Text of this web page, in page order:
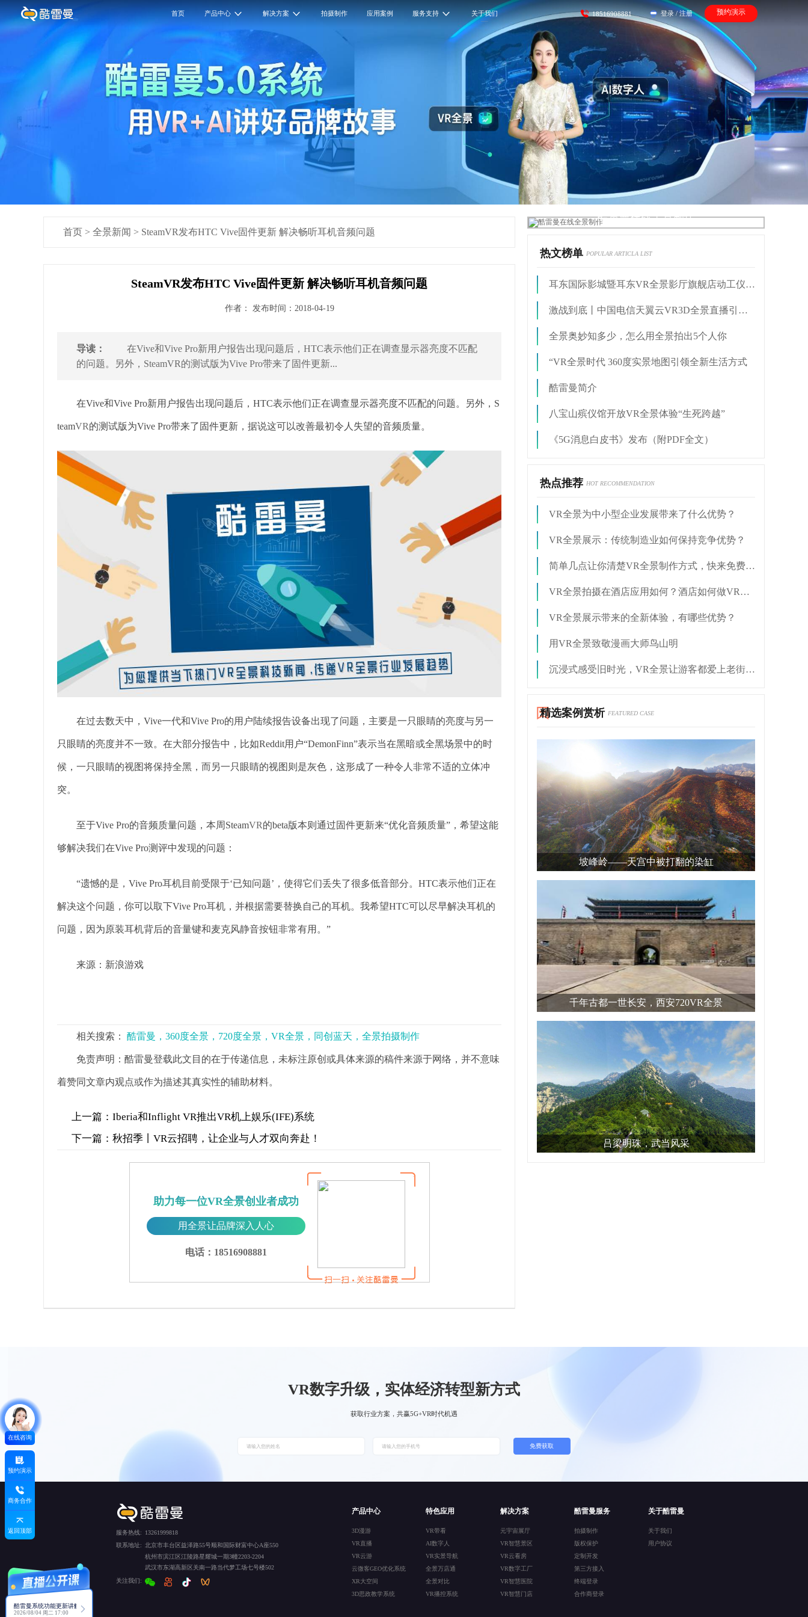
首页 产品中心 解决方案 拍摄制作 应用案例 服务支持 关于我们 18516908881 登录 / 注册 预约演示
首页 > 全景新闻 > SteamVR发布HTC Vive固件更新 解决畅听耳机音频问题
SteamVR发布HTC Vive固件更新 解决畅听耳机音频问题
作者： 发布时间：2018-04-19
导读：
在Vive和Vive Pro新用户报告出现问题后，HTC表示他们正在调查显示器亮度不匹配
的问题。另外，SteamVR的测试版为Vive Pro带来了固件更新...
在Vive和Vive Pro新用户报告出现问题后，HTC表示他们正在调查显示器亮度不匹配的问题。另外，S
teamVR的测试版为Vive Pro带来了固件更新，据说这可以改善最初令人失望的音频质量。
在过去数天中，Vive一代和Vive Pro的用户陆续报告设备出现了问题，主要是一只眼睛的亮度与另一
只眼睛的亮度并不一致。在大部分报告中，比如Reddit用户“DemonFinn”表示当在黑暗或全黑场景中的时
候，一只眼睛的视图将保持全黑，而另一只眼睛的视图则是灰色，这形成了一种令人非常不适的立体冲
突。
至于Vive Pro的音频质量问题，本周SteamVR的beta版本则通过固件更新来“优化音频质量”，希望这能
够解决我们在Vive Pro测评中发现的问题：
“遗憾的是，Vive Pro耳机目前受限于‘已知问题’，使得它们丢失了很多低音部分。HTC表示他们正在
解决这个问题，你可以取下Vive Pro耳机，并根据需要替换自己的耳机。我希望HTC可以尽早解决耳机的
问题，因为原装耳机背后的音量键和麦克风静音按钮非常有用。”
来源：新浪游戏
相关搜索： 酷雷曼，360度全景，720度全景，VR全景，同创蓝天，全景拍摄制作
免责声明：酷雷曼登载此文目的在于传递信息，未标注原创或具体来源的稿件来源于网络，并不意味
着赞同文章内观点或作为描述其真实性的辅助材料。
上一篇： Iberia和Inflight VR推出VR机上娱乐(IFE)系统
下一篇： 秋招季丨VR云招聘，让企业与人才双向奔赴！
助力每一位VR全景创业者成功
用全景让品牌深入人心
电话：18516908881
酷雷曼在线全景制作
热文榜单 POPULAR ARTICLA LIST
耳东国际影城暨耳东VR全景影厅旗舰店动工仪式盛大举行
激战到底丨中国电信天翼云VR3D全景直播引燃拳击热火
全景奥妙知多少，怎么用全景拍出5个人你
“VR全景时代 360度实景地图引领全新生活方式
酷雷曼简介
八宝山殡仪馆开放VR全景体验“生死跨越”
《5G消息白皮书》发布（附PDF全文）
热点推荐 HOT RECOMMENDATION
VR全景为中小型企业发展带来了什么优势？
VR全景展示：传统制造业如何保持竞争优势？
简单几点让你清楚VR全景制作方式，快来免费学习！
VR全景拍摄在酒店应用如何？酒店如何做VR全景营销？
VR全景展示带来的全新体验，有哪些优势？
用VR全景致敬漫画大师鸟山明
沉浸式感受旧时光，VR全景让游客都爱上老街区打卡地
精选案例赏析 FEATURED CASE
坡峰岭——天宫中被打翻的染缸
千年古都一世长安，西安720VR全景
吕梁明珠，武当风采
在线咨询
预约演示
商务合作
返回顶部
酷雷曼系统功能更新讲解
2026/08/04 周二 17:00
VR数字升级，实体经济转型新方式
获取行业方案，共赢5G+VR时代机遇
免费获取
服务热线:
13261999818
联系地址: 北京市丰台区益泽路55号顺和国际财富中心A座550
杭州市滨江区江陵路星耀城一期3幢2203-2204
武汉市东湖高新区关南一路当代梦工场七号楼502
关注我们:
产品中心
3D漫游
VR直播
VR云游
云微客GEO优化系统
XR大空间
3D思政教学系统
特色应用
VR带看
AI数字人
VR实景导航
全景万店通
全景对比
VR播控系统
解决方案
元宇宙展厅
VR智慧景区
VR云看房
VR数字工厂
VR智慧医院
VR智慧门店
酷雷曼服务
拍摄制作
版权保护
定制开发
第三方接入
终端登录
合作商登录
关于酷雷曼
关于我们
用户协议